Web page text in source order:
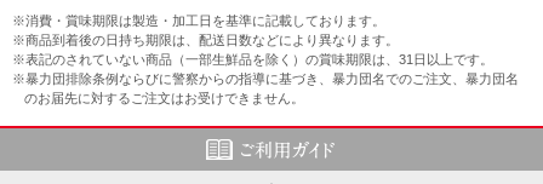
※消費・賞味期限は製造・加工日を基準に記載しております。
※商品到着後の日持ち期限は、配送日数などにより異なります。
※表記のされていない商品（一部生鮮品を除く）の賞味期限は、31日以上です。
※暴力団排除条例ならびに警察からの指導に基づき、暴力団名でのご注文、暴力団名
のお届先に対するご注文はお受けできません。